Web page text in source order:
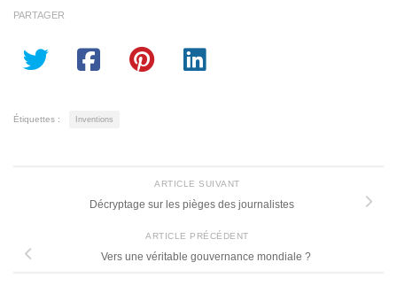
PARTAGER
Étiquettes : Inventions
ARTICLE SUIVANT
Décryptage sur les pièges des journalistes
ARTICLE PRÉCÉDENT
Vers une véritable gouvernance mondiale ?